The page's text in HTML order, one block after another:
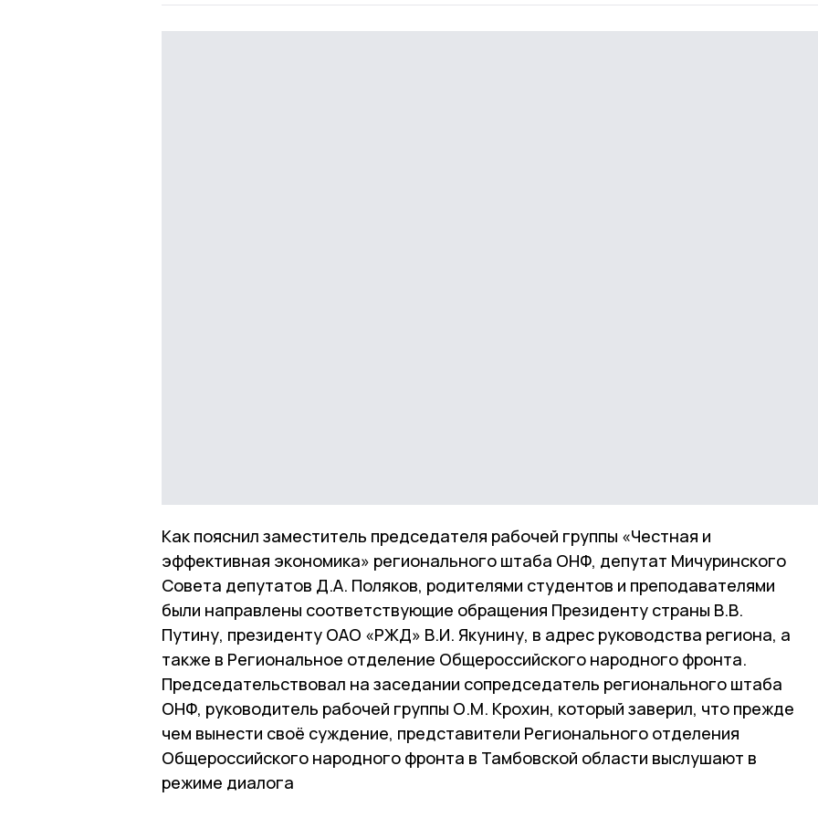
Как пояснил заместитель председателя рабочей группы «Честная и
эффективная экономика» регионального штаба ОНФ, депутат Мичуринского
Совета депутатов Д.А. Поляков, родителями студентов и преподавателями
были направлены соответствующие обращения Президенту страны В.В.
Путину, президенту ОАО «РЖД» В.И. Якунину, в адрес руководства региона, а
также в Региональное отделение Общероссийского народного фронта.
Председательствовал на заседании сопредседатель регионального штаба
ОНФ, руководитель рабочей группы О.М. Крохин, который заверил, что прежде
чем вынести своё суждение, представители Регионального отделения
Общероссийского народного фронта в Тамбовской области выслушают в
режиме диалога